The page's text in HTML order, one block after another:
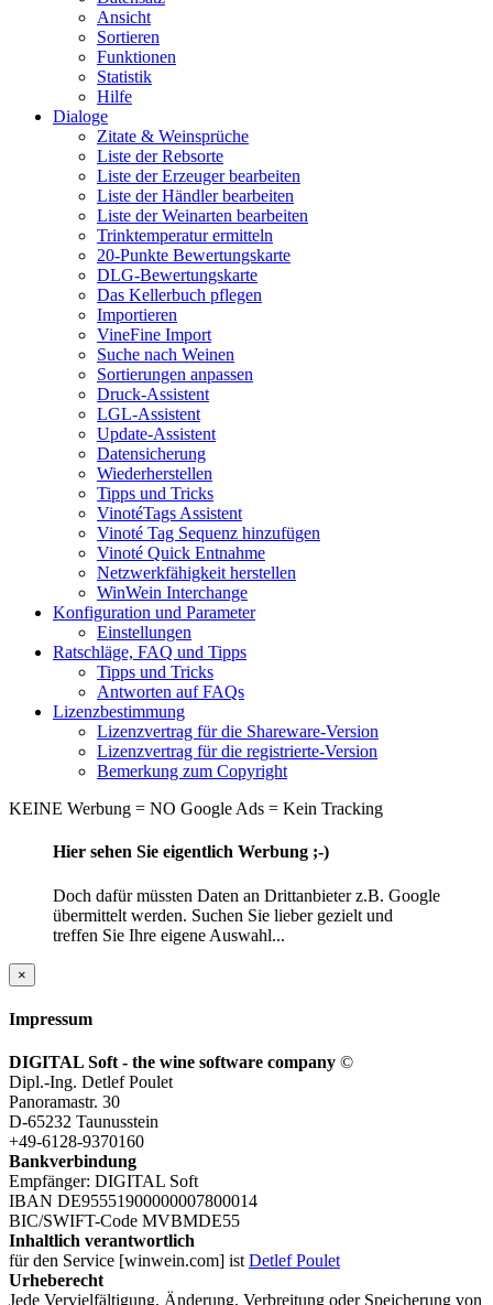
Ansicht
Sortieren
Funktionen
Statistik
Hilfe
Dialoge
Zitate & Weinsprüche
Liste der Rebsorte
Liste der Erzeuger bearbeiten
Liste der Händler bearbeiten
Liste der Weinarten bearbeiten
Trinktemperatur ermitteln
20-Punkte Bewertungskarte
DLG-Bewertungskarte
Das Kellerbuch pflegen
Importieren
VineFine Import
Suche nach Weinen
Sortierungen anpassen
Druck-Assistent
LGL-Assistent
Update-Assistent
Datensicherung
Wiederherstellen
Tipps und Tricks
VinotéTags Assistent
Vinoté Tag Sequenz hinzufügen
Vinoté Quick Entnahme
Netzwerkfähigkeit herstellen
WinWein Interchange
Konfiguration und Parameter
Einstellungen
Ratschläge, FAQ und Tipps
Tipps und Tricks
Antworten auf FAQs
Lizenzbestimmung
Lizenzvertrag für die Shareware-Version
Lizenzvertrag für die registrierte-Version
Bemerkung zum Copyright
KEINE Werbung = NO Google Ads = Kein Tracking
Hier sehen Sie eigentlich Werbung ;-)
Doch dafür müssten Daten an Drittanbieter z.B. Google
übermittelt werden. Suchen Sie lieber gezielt und
treffen Sie Ihre eigene Auswahl...
×
Impressum
DIGITAL Soft - the wine software company ©
Dipl.-Ing. Detlef Poulet
Panoramastr. 30
D-65232 Taunusstein
+49-6128-9370160
Bankverbindung
Empfänger: DIGITAL Soft
IBAN DE95551900000007800014
BIC/SWIFT-Code MVBMDE55
Inhaltlich verantwortlich
für den Service [winwein.com] ist Detlef Poulet
Urheberecht
Jede Vervielfältigung, Änderung, Verbreitung oder Speicherung von